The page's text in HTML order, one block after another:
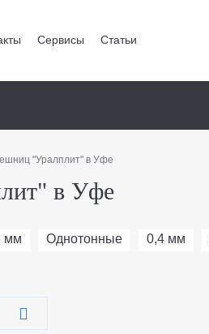
Сервисы Статьи
"Уралплит" в Уфе
в Уфе
мм Однотонные 0,4 мм